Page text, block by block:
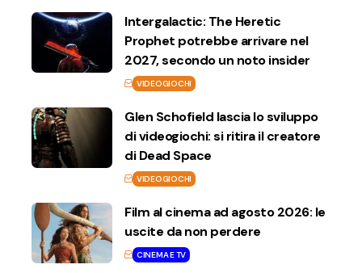
Intergalactic: The Heretic
Prophet potrebbe arrivare nel
2027, secondo un noto insider
VIDEOGIOCHI
Glen Schofield lascia lo sviluppo
di videogiochi: si ritira il creatore
di Dead Space
VIDEOGIOCHI
Film al cinema ad agosto 2026: le
uscite da non perdere
CINEMA E TV